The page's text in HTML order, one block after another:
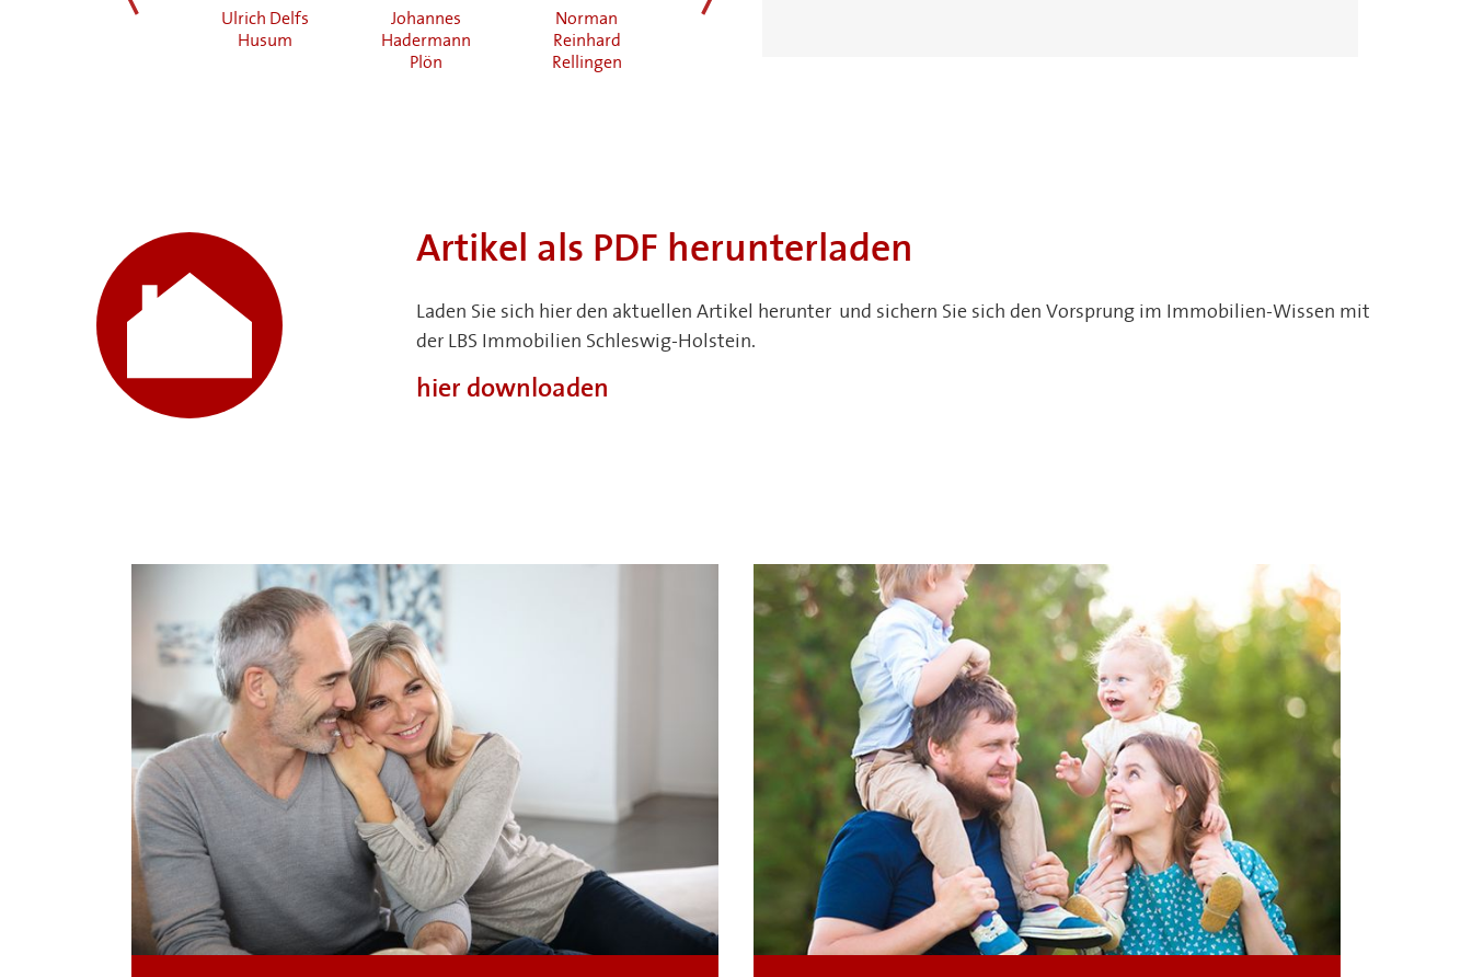
Holger Brimm
Ulrich Delfs
Husum
Johannes
Hadermann
Plön
Norman
Reinhard
Rellingen
Artikel als PDF herunterladen
Laden Sie sich hier den aktuellen Artikel herunter und sichern Sie sich den Vorsprung im Immobilien-Wissen mit
der LBS Immobilien Schleswig-Holstein.
hier downloaden